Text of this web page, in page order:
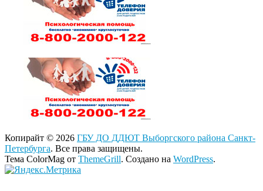
Копирайт © 2026 ГБУ ДО ДДЮТ Выборгского района Санкт-
Петербурга. Все права защищены.
Тема ColorMag от ThemeGrill. Создано на WordPress.